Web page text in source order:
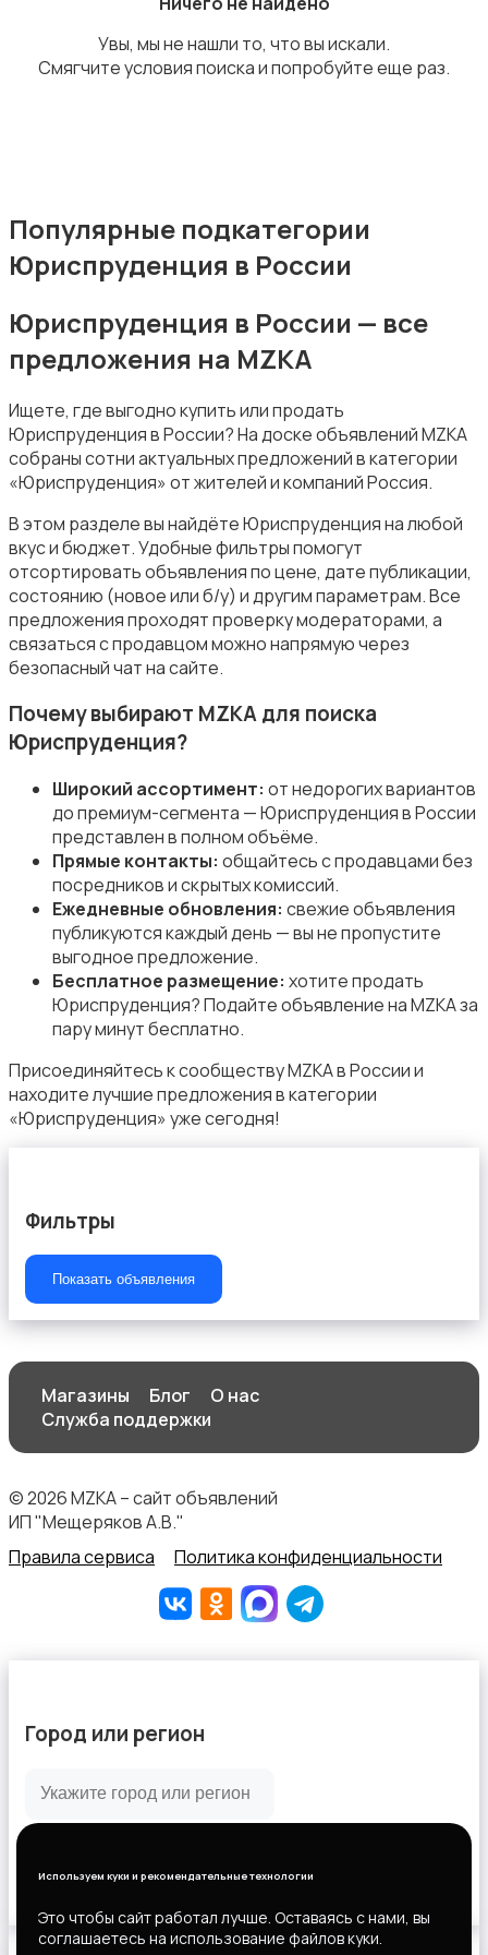
Информационные технологии
Искусство и развлечения
Магазины1
Маркетинг и реклама
Медицина
Образование и наука
Перевозки, склад, закупки
Увы, мы не нашли то, что вы искали.
Смягчите условия поиска и попробуйте еще раз.
Популярные подкатегории
Юриспруденция в России
Юриспруденция в России — все
предложения на MZKA
Ищете, где выгодно купить или продать
Юриспруденция в России? На доске объявлений MZKA
собраны сотни актуальных предложений в категории
«Юриспруденция» от жителей и компаний Россия.
В этом разделе вы найдёте Юриспруденция на любой
вкус и бюджет. Удобные фильтры помогут
отсортировать объявления по цене, дате публикации,
состоянию (новое или б/у) и другим параметрам. Все
предложения проходят проверку модераторами, а
связаться с продавцом можно напрямую через
безопасный чат на сайте.
Почему выбирают MZKA для поиска
Юриспруденция?
Широкий ассортимент: от недорогих вариантов
до премиум-сегмента — Юриспруденция в России
представлен в полном объёме.
Прямые контакты: общайтесь с продавцами без
посредников и скрытых комиссий.
Ежедневные обновления: свежие объявления
публикуются каждый день — вы не пропустите
выгодное предложение.
Бесплатное размещение: хотите продать
Юриспруденция? Подайте объявление на MZKA за
пару минут бесплатно.
Присоединяйтесь к сообществу MZKA в России и
находите лучшие предложения в категории
«Юриспруденция» уже сегодня!
Фильтры
Показать объявления
Магазины Блог
О нас
Служба поддержки
© 2026 MZKA – сайт объявлений
ИП "Мещеряков А.В."
Правила сервиса
Политика конфиденциальности
Используем куки и рекомендательные технологии
Это чтобы сайт работал лучше. Оставаясь с нами, вы
соглашаетесь на использование файлов куки.
Город или регион
Все города